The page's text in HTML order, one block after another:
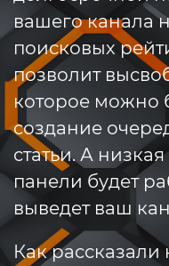
вашего канала
поисковых
позволит
которое можно
создание
статьи. А
панели будет
выведет ваш
Как рассказали